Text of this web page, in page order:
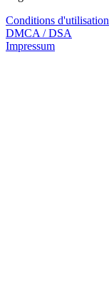
Conditions d'utilisation
DMCA / DSA
Impressum